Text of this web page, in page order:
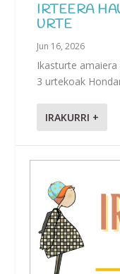
IRTEERA
URTE
Jun 16, 2026
Ikasturte
3 urtekoak
IRAKURRI +